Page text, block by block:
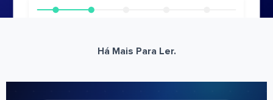
Há Mais Para Ler.